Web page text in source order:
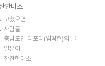
한미소
고쳤으면
사람들
충남도민 리포터(임혁현)의 글
일본어
잔잔한미소